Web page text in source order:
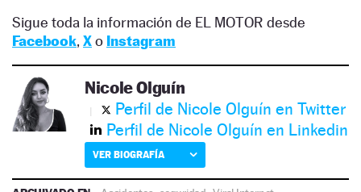
Sigue toda la información de EL MOTOR desde
Facebook, Xo Instagram
Nicole Olguín
Perfil de Nicole Olguín en Twitter
Perfil de Nicole Olguín en Linkedin
VER BIOGRAFÍA